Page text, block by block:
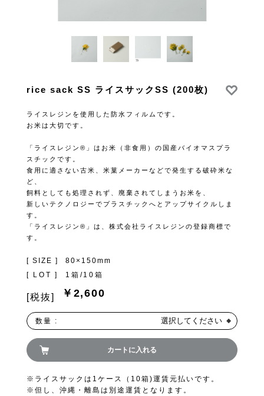
rice sack SS ライスサックSS (200枚)
ライスレジンを使用した防水フィルムです。
お米は大切です。
「ライスレジン®」はお米（非食用）の国産バイオマスプラ
スチックです。
食用に適さない古米、米菓メーカーなどで発生する破砕米な
ど、
飼料としても処理されず、廃棄されてしまうお米を、
新しいテクノロジーでプラスチックへとアップサイクルしま
す。
「ライスレジン®」は、株式会社ライスレジンの登録商標で
す。
[ SIZE ]
80×150mm
[ LOT ]
1箱/10箱
￥2,600
[税抜]
数量 : 選択してください
カートに入れる
※ライスサックは1ケース（10箱)運賃元払いです。
※但し、沖縄・離島は別途運賃となります。
お買い物を続ける